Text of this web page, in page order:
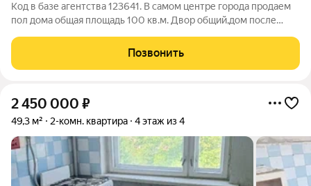
Код в базе агентства 123641. В самом центре города продаем
пол дома общая площадь 100 кв.м. Двор общий,дом после
раздельные комнаты, большая кухня,есть ванна, туалет в дом.
Кирпичный гараж и
Позвонить
2 450 000 ₽
49,3 м² 2-комн. квартира 4 этаж из 4